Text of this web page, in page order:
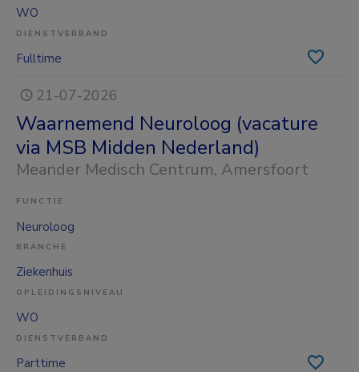
WO
DIENSTVERBAND
Fulltime
21-07-2026
Waarnemend Neuroloog (vacature
via MSB Midden Nederland)
Meander Medisch Centrum, Amersfoort
FUNCTIE
Neuroloog
BRANCHE
Ziekenhuis
OPLEIDINGSNIVEAU
WO
DIENSTVERBAND
Parttime